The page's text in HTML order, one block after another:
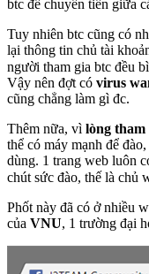
btc để chuyển tiền giữa
Tuy nhiên btc cũng có
lại thông tin chủ tài
người tham gia btc đều
Vậy nên đợt có virus
cũng chẳng làm gì đc.
Thêm nữa, vì lòng tham
thể có máy mạnh để
dùng. 1 trang web luôn
chút sức đào, thế là chủ
Phốt này đã có ở nhiều
của VNU, 1 trường đại